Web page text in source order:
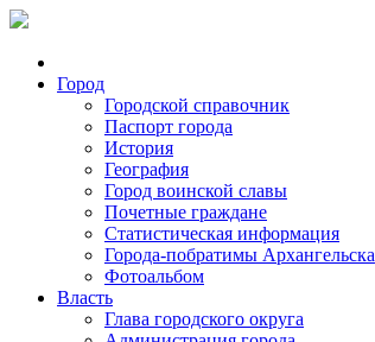
Город
Городской справочник
Паспорт города
История
География
Город воинской славы
Почетные граждане
Статистическая информация
Города-побратимы Архангельска
Фотоальбом
Власть
Глава городского округа